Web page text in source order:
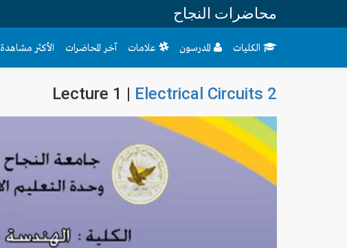
محاضرات النجاح
الكليات المدرسون علامات آخر المحاضرات الأكثر مشاهدة
Lecture 1 | Electrical Circuits 2